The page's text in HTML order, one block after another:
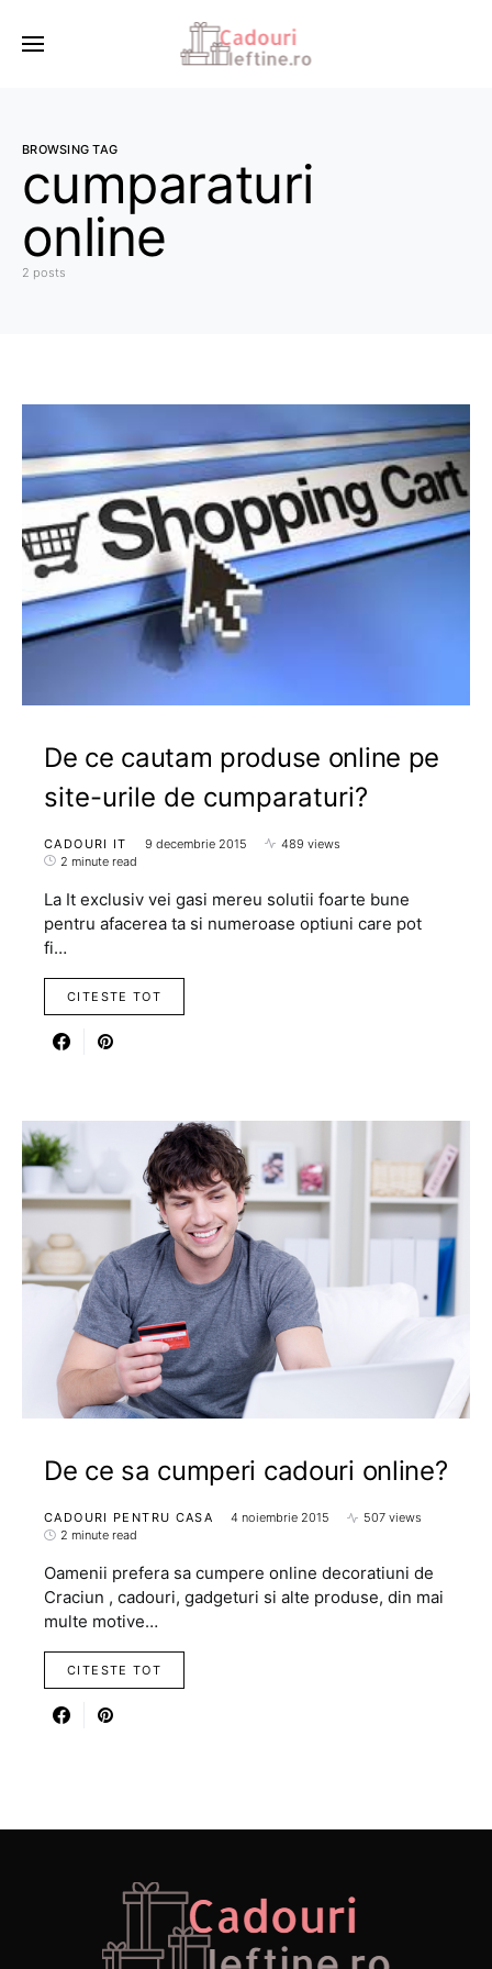
BROWSING TAG
cumparaturi
online
2 posts
De ce cautam produse online pe
site-urile de cumparaturi?
CADOURI IT 9 decembrie 2015
489 views
2 minute read
La It exclusiv vei gasi mereu solutii foarte bune
pentru afacerea ta si numeroase optiuni care pot
fi…
CITESTE TOT
De ce sa cumperi cadouri online?
CADOURI PENTRU CASA 4 noiembrie 2015
507 views
2 minute read
Oamenii prefera sa cumpere online decoratiuni de
Craciun , cadouri, gadgeturi si alte produse, din mai
multe motive…
CITESTE TOT